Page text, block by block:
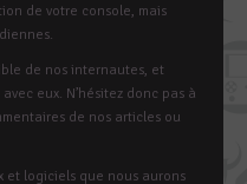
de votre console, mais
de nos internautes, et
eux. N’hésitez donc pas à
de nos articles ou
et logiciels que nous aurons